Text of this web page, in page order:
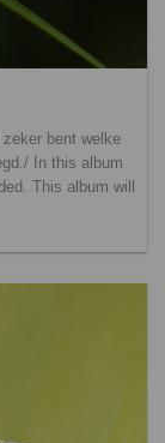
bent welke
In this album
This album will